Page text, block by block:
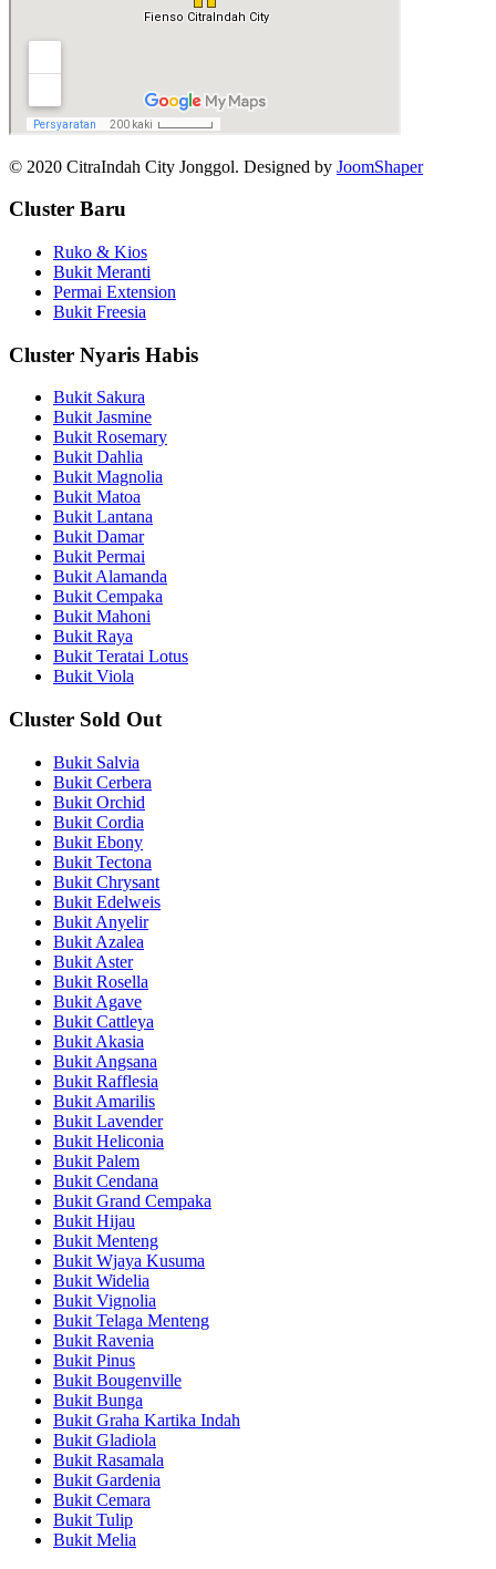
© 2020 CitraIndah City Jonggol. Designed by JoomShaper
Cluster Baru
Ruko & Kios
Bukit Meranti
Permai Extension
Bukit Freesia
Cluster Nyaris Habis
Bukit Sakura
Bukit Jasmine
Bukit Rosemary
Bukit Dahlia
Bukit Magnolia
Bukit Matoa
Bukit Lantana
Bukit Damar
Bukit Permai
Bukit Alamanda
Bukit Cempaka
Bukit Mahoni
Bukit Raya
Bukit Teratai Lotus
Bukit Viola
Cluster Sold Out
Bukit Salvia
Bukit Cerbera
Bukit Orchid
Bukit Cordia
Bukit Ebony
Bukit Tectona
Bukit Chrysant
Bukit Edelweis
Bukit Anyelir
Bukit Azalea
Bukit Aster
Bukit Rosella
Bukit Agave
Bukit Cattleya
Bukit Akasia
Bukit Angsana
Bukit Rafflesia
Bukit Amarilis
Bukit Lavender
Bukit Heliconia
Bukit Palem
Bukit Cendana
Bukit Grand Cempaka
Bukit Hijau
Bukit Menteng
Bukit Wjaya Kusuma
Bukit Widelia
Bukit Vignolia
Bukit Telaga Menteng
Bukit Ravenia
Bukit Pinus
Bukit Bougenville
Bukit Bunga
Bukit Graha Kartika Indah
Bukit Gladiola
Bukit Rasamala
Bukit Gardenia
Bukit Cemara
Bukit Tulip
Bukit Melia